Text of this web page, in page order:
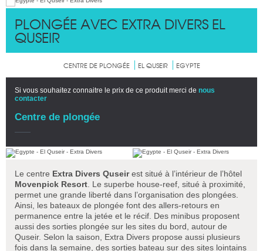
PLONGÉE AVEC EXTRA DIVERS EL
QUSEIR
CENTRE DE PLONGÉE EL QUSEIR EGYPTE
Si vous souhaitez connaitre le prix de ce produit merci de nous
contacter
Centre de plongée
Le centre Extra Divers Quseirest situé à l’intérieur de l’hôtel
Movenpick Resort . Le superbe house-reef, situé à proximité,
permet une grande liberté dans l’organisation des plongées.
Ainsi, les bateaux de plongée font des allers-retours en
permanence entre la jetée et le récif. Des minibus proposent
aussi des sorties plongée sur les sites du bord, autour de
Quseir. Selon la saison, Extra Divers propose aussi plusieurs
fois dans la semaine, des sorties bateau sur des sites lointains